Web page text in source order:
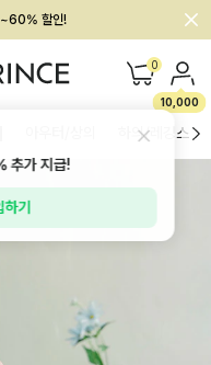
혜택
0
10,000
하의/레깅스
추가 지급!
기